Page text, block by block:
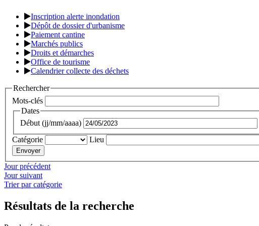
Inscription alerte inondation
Dépôt de dossier d'urbanisme
Paiement cantine
Marchés publics
Droits et démarches
Office de tourisme
Calendrier collecte des déchets
Rechercher
Mots-clés
Dates
Début (jj/mm/aaaa)
Catégorie
Lieu
Jour précédent
Jour suivant
Trier par catégorie
Résultats de la recherche